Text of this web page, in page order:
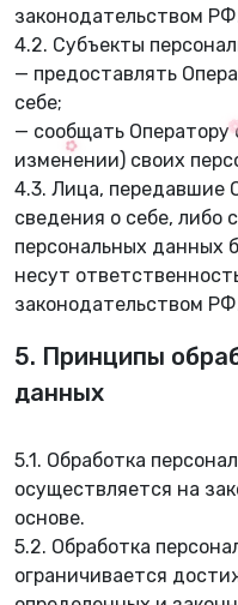
законодательством
4.2. Субъекты
— предоставлять
себе;
— сообщать Оператору
изменении) своих
4.3. Лица, передавшие
сведения о себе, либо
персональных данных
несут
законодательством
5. Принципы
данных
5.1. Обработка
осуществляется на
основе.
5.2. Обработка
ограничивается